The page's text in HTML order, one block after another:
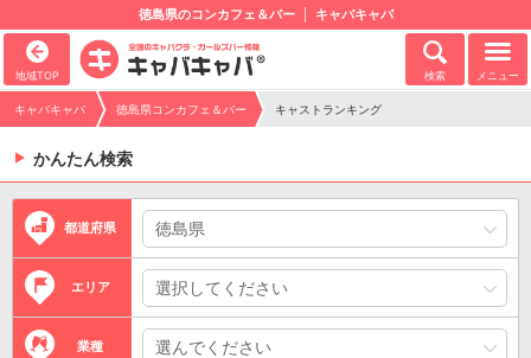
徳島県のコンカフェ＆バー キャバキャバ
地域TOP 検索 メニュー
キャバキャバ 徳島県コンカフェ＆バー キャストランキング
かんたん検索
都道府県
エリア
業種